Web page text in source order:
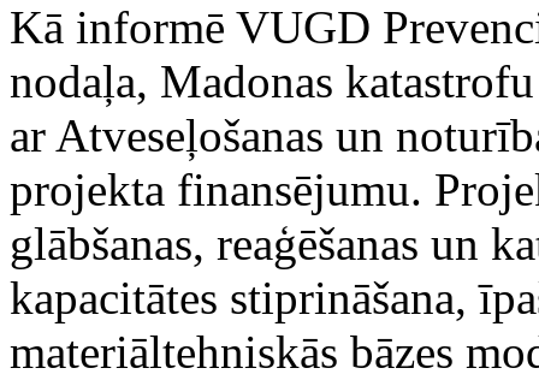
Kā informē VUGD
nodaļa, Madonas
ar Atveseļošanas un
projekta finansējumu.
glābšanas, reaģēšanas un
kapacitātes stiprināšana,
materiāltehniskās bāzes